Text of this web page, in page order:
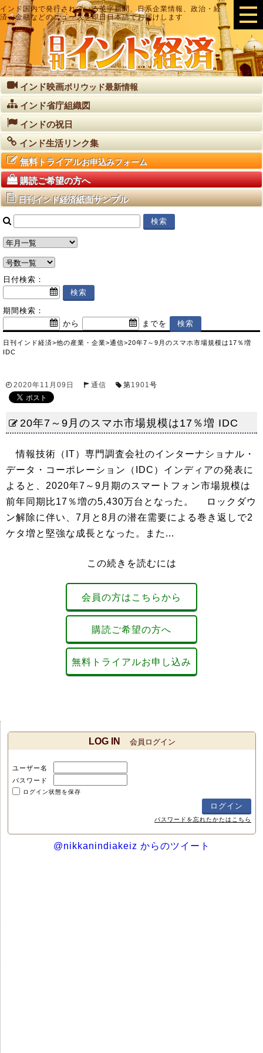
インド国内で発行されている英字新聞、日系企業情報、政治・経
済・金融などのニュースを即日日本語でお届けします
インド映画ボリウッド最新情報
インド省庁組織図
インドの祝日
インド生活リンク集
無料トライアルお申込みフォーム
購読ご希望の方へ
日刊インド経済紙面サンプル
日付検索：
期間検索：
から
までを
日刊インド経済>他の産業・企業>通信>20年7～9月のスマホ市場規模は17％増
IDC
2020年11月09日 通信 第1901号
20年7～9月のスマホ市場規模は17％増 IDC
情報技術（IT）専門調査会社のインターナショナル・
データ・コーポレーション（IDC）インディアの発表に
よると、2020年7～9月期のスマートフォン市場規模は
前年同期比17％増の5,430万台となった。 ロックダウ
ン解除に伴い、7月と8月の潜在需要による巻き返しで2
ケタ増と堅強な成長となった。また...
この続きを読むには
会員の方はこちらから
購読ご希望の方へ
無料トライアルお申し込み
LOG IN 会員ログイン
ユーザー名
パスワード
ログイン状態を保存
パスワードを忘れたかたはこちら
@nikkanindiakeiz からのツイート